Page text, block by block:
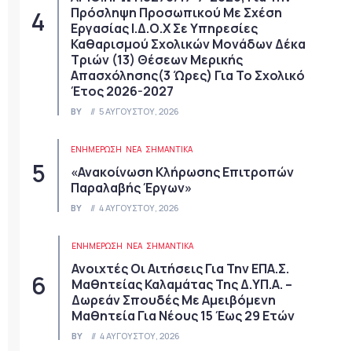
Πρόσληψη Προσωπικού Με Σχέση
Εργασίας Ι.Δ.Ο.Χ Σε Υπηρεσίες
Καθαρισμού Σχολικών Μονάδων Δέκα
Τριών (13) Θέσεων Μερικής
Απασχόλησης(3 Ώρες) Για Το Σχολικό
Έτος 2026-2027
BY 5 ΑΥΓΟΎΣΤΟΥ, 2026
ΕΝΗΜΕΡΩΣΗ ΝΈΑ ΣΗΜΑΝΤΙΚΆ
«Ανακοίνωση Κλήρωσης Επιτροπών
Παραλαβής Έργων»
BY 4 ΑΥΓΟΎΣΤΟΥ, 2026
ΕΝΗΜΕΡΩΣΗ ΝΈΑ ΣΗΜΑΝΤΙΚΆ
Ανοιχτές Οι Αιτήσεις Για Την ΕΠΑ.Σ.
Μαθητείας Καλαμάτας Της Δ.ΥΠ.Α. –
Δωρεάν Σπουδές Με Αμειβόμενη
Μαθητεία Για Νέους 15 Έως 29 Ετών
BY 4 ΑΥΓΟΎΣΤΟΥ, 2026